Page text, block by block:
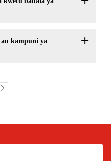
kampuni ya